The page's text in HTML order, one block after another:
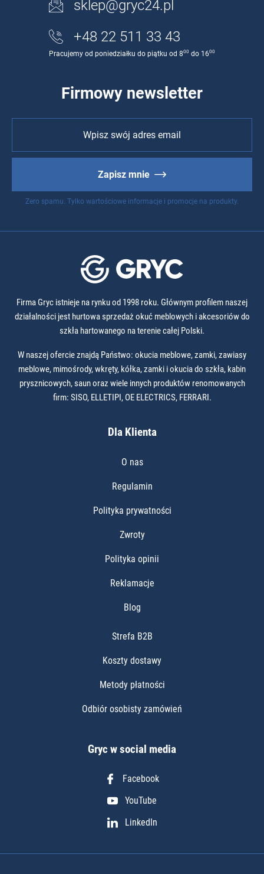
sklep@gryc24.pl
+48 22 511 33 43
Pracujemy od poniedziałku do piątku od 800 do 1600
Firmowy newsletter
Zapisz mnie
Zero spamu. Tylko wartościowe informacje i promocje na produkty.
Firma Gryc istnieje na rynku od 1998 roku. Głównym profilem naszej
działalności jest hurtowa sprzedaż okuć meblowych i akcesoriów do
szkła hartowanego na terenie całej Polski.
W naszej ofercie znajdą Państwo: okucia meblowe, zamki, zawiasy
meblowe, mimośrody, wkręty, kółka, zamki i okucia do szkła, kabin
prysznicowych, saun oraz wiele innych produktów renomowanych
firm: SISO, ELLETIPI, OE ELECTRICS, FERRARI.
Dla Klienta
O nas
Regulamin
Polityka prywatności
Zwroty
Polityka opinii
Reklamacje
Blog
Strefa B2B
Koszty dostawy
Metody płatności
Odbiór osobisty zamówień
Gryc w social media
Facebook
YouTube
LinkedIn